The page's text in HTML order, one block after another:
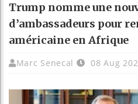
Trump nomme une
d’ambassadeurs pour
américaine en Afrique
Marc Senecal 08 Aug